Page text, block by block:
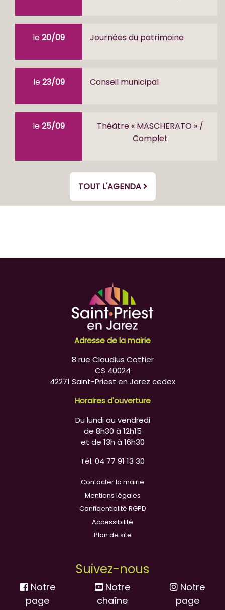
le20/09 Journées du patrimoine
le23/09 Conseil municipal
le25/09
Théâtre « MASCHERATO » /
Complet
TOUT L'AGENDA
Adresse de la mairie
8 rue Claudius Cottier
CS 40024
42271 Saint-Priest en Jarez cedex
Horaires d'ouverture
Du lundi au vendredi
de 8h30 à 12h15
et de 13h à 16h30
Tél. 04 77 91 13 30
Contacter la mairie
Mentions légales
Confidentialité RGPD
Accessibilité
Plan de site
Suivez-nous
Notre
page
Notre
chaîne
Notre
page